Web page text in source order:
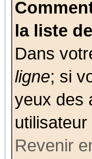
la liste
Dans
ligne; si
yeux des
utilisateur
Revenir